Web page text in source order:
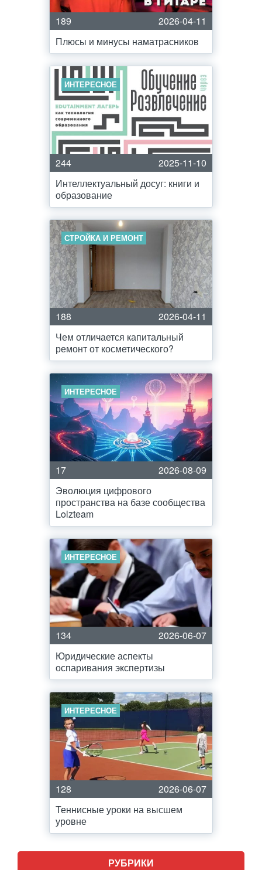
189
2026-04-11
Плюсы и минусы наматрасников
ИНТЕРЕСНОЕ
244
2025-11-10
Интеллектуальный досуг: книги и
образование
СТРОЙКА И РЕМОНТ
188
2026-04-11
Чем отличается капитальный
ремонт от косметического?
ИНТЕРЕСНОЕ
17
2026-08-09
Эволюция цифрового
пространства на базе сообщества
Lolzteam
ИНТЕРЕСНОЕ
134
2026-06-07
Юридические аспекты
оспаривания экспертизы
ИНТЕРЕСНОЕ
128
2026-06-07
Теннисные уроки на высшем
уровне
РУБРИКИ